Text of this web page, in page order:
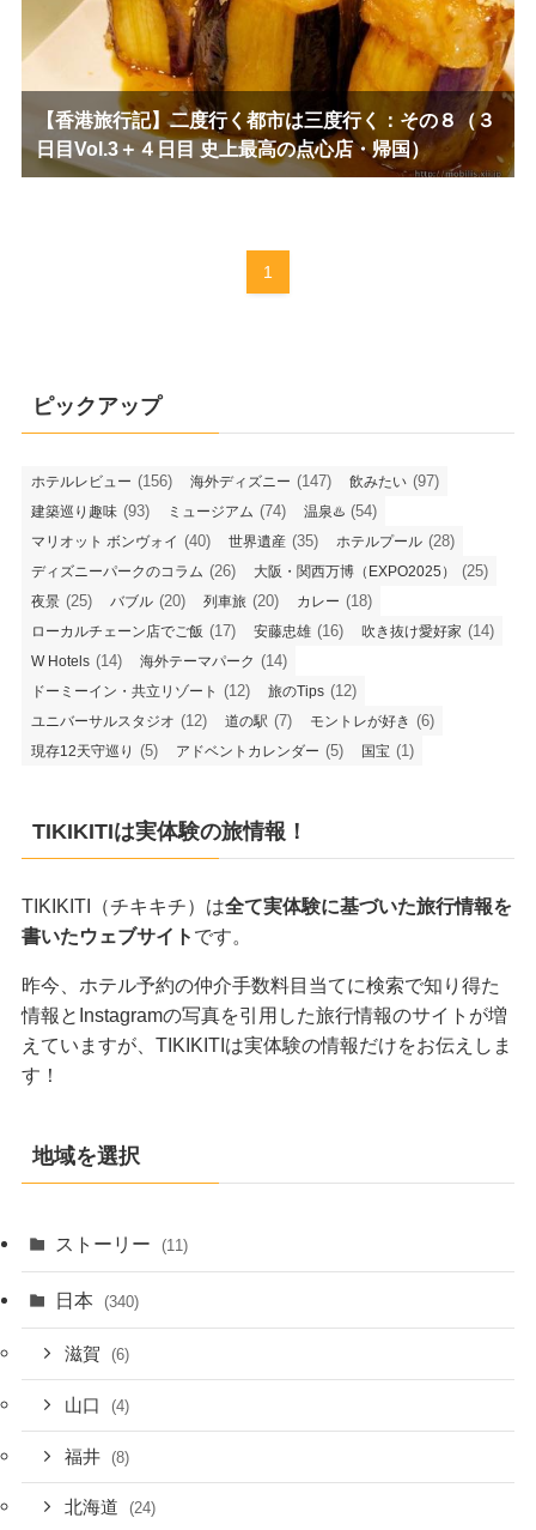
【香港旅行記】二度行く都市は三度行く：その８（３
日目Vol.3＋４日目 史上最高の点心店・帰国）
1
ピックアップ
ホテルレビュー (156) 海外ディズニー (147) 飲みたい (97)
建築巡り趣味 (93) ミュージアム (74) 温泉♨️ (54)
マリオット ボンヴォイ (40) 世界遺産 (35) ホテルプール (28)
ディズニーパークのコラム (26) 大阪・関西万博（EXPO2025） (25)
夜景 (25) バブル (20) 列車旅 (20) カレー (18)
ローカルチェーン店でご飯 (17) 安藤忠雄 (16) 吹き抜け愛好家 (14)
W Hotels (14) 海外テーマパーク (14)
ドーミーイン・共立リゾート (12) 旅のTips (12)
ユニバーサルスタジオ (12) 道の駅 (7) モントレが好き (6)
現存12天守巡り (5) アドベントカレンダー (5) 国宝 (1)
TIKIKITIは実体験の旅情報！
TIKIKITI（チキキチ）は全て実体験に基づいた旅行情報を
書いたウェブサイト です。
昨今、ホテル予約の仲介手数料目当てに検索で知り得た
情報とInstagramの写真を引用した旅行情報のサイトが増
えていますが、TIKIKITIは実体験の情報だけをお伝えしま
す！
地域を選択
ストーリー (11)
日本 (340)
滋賀 (6)
山口 (4)
福井 (8)
北海道 (24)